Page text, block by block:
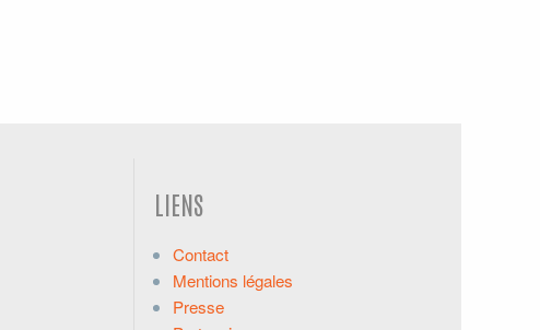
LIENS
Contact
Mentions légales
Presse